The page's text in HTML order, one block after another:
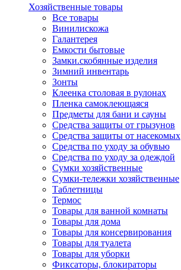
Хозяйственные товары
Все товары
Винилискожа
Галантерея
Емкости бытовые
Замки.скобянные изделия
Зимний инвентарь
Зонты
Клеенка столовая в рулонах
Пленка самоклеющаяся
Предметы для бани и сауны
Средства защиты от грызунов
Средства защиты от насекомых
Средства по уходу за обувью
Средства по уходу за одеждой
Сумки хозяйственные
Сумки-тележки хозяйственные
Таблетницы
Термос
Товары для ванной комнаты
Товары для дома
Товары для консервирования
Товары для туалета
Товары для уборки
Фиксаторы, блокираторы